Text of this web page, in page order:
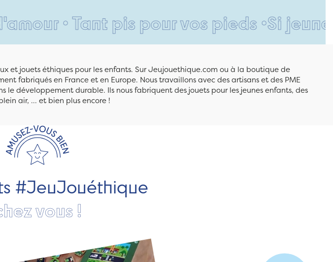
Tant pis pour vos pieds •Si jeune et
et jouets éthiques pour les enfants. Sur Jeujouethique.com ou à la boutique de
fabriqués en France et en Europe. Nous travaillons avec des artisans et des PME
le développement durable. Ils nous fabriquent des jouets pour les jeunes enfants, des
air, ... et bien plus encore !
#JeuJouéthique
vous !